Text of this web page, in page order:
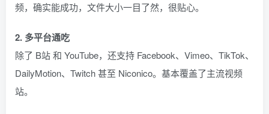
频，确实能成功，文件大小一目了然，很贴心。
2. 多平台通吃
除了 B站 和 YouTube，还支持 Facebook、Vimeo、TikTok、
DailyMotion、Twitch 甚至 Niconico。基本覆盖了主流视频
站。